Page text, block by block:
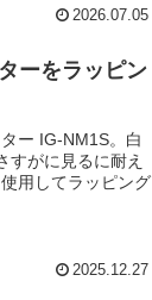
2026.07.05
ーをラッピン
ー IG-NM1S。白
すがに見るに耐え
用してラッピング
2025.12.27